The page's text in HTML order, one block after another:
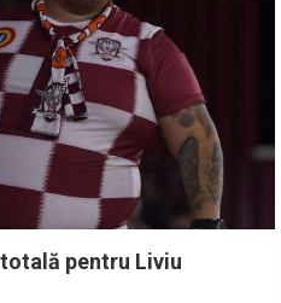
pentru Liviu